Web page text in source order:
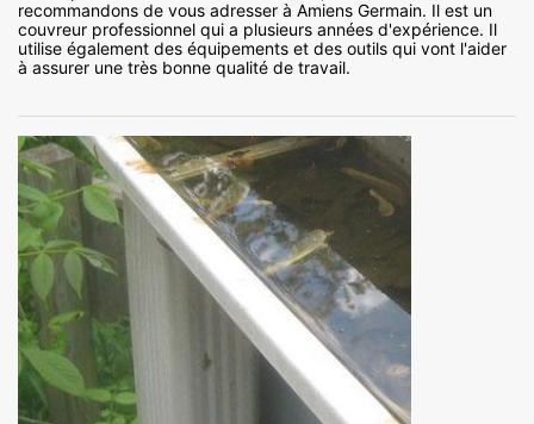
recommandons de vous adresser à Amiens Germain. Il est un
couvreur professionnel qui a plusieurs années d'expérience. Il
utilise également des équipements et des outils qui vont l'aider
à assurer une très bonne qualité de travail.